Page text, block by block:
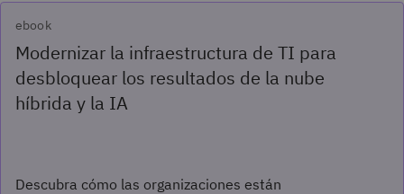
ebook
Modernizar la infraestructura de TI para
desbloquear los resultados de la nube
híbrida y la IA
Descubra cómo las organizaciones están